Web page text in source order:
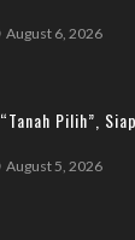
August 6, 2026
“Tanah Pilih”,
August 5, 2026